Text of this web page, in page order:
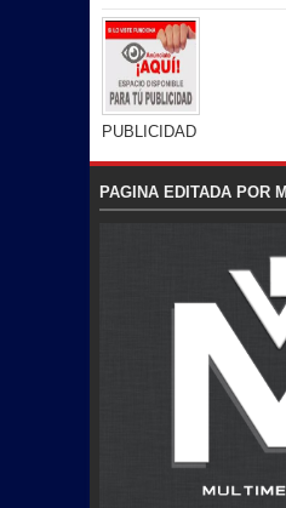
PUBLICIDAD
PAGINA EDITADA POR